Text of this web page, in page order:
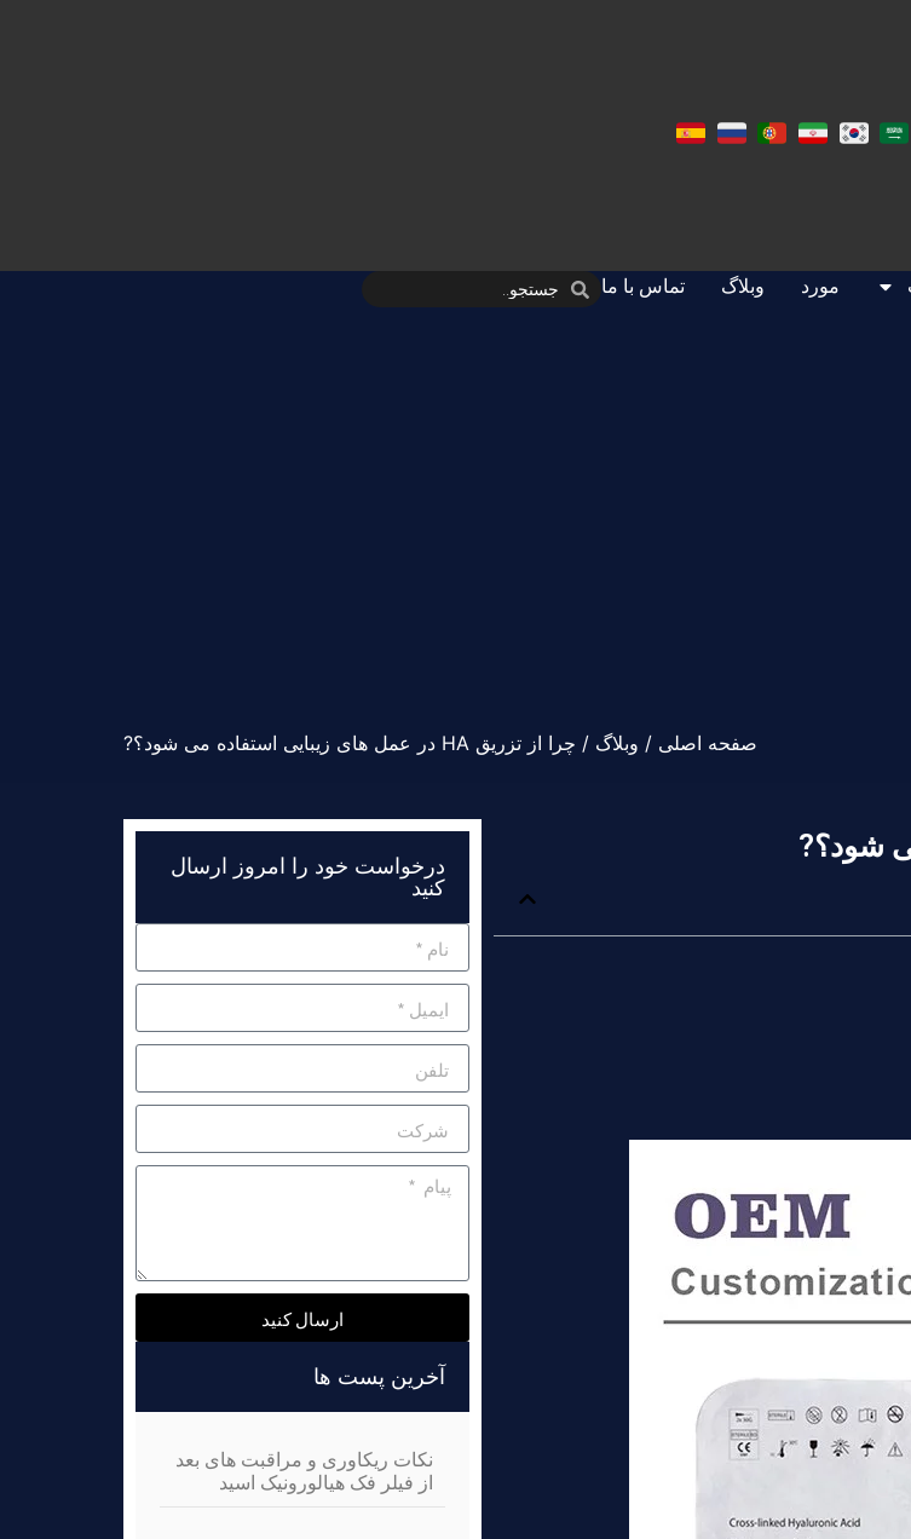
مورد وبلاگ تماس با ما
صفحه اصلی / وبلاگ / چرا از تزریق HA در عمل های زیبایی استفاده می شود؟?
درخواست خود را امروز ارسال
کنید
ارسال کنید
Alternative:
آخرین پست ها
نکات ریکاوری و مراقبت های بعد
از فیلر فک هیالورونیک اسید